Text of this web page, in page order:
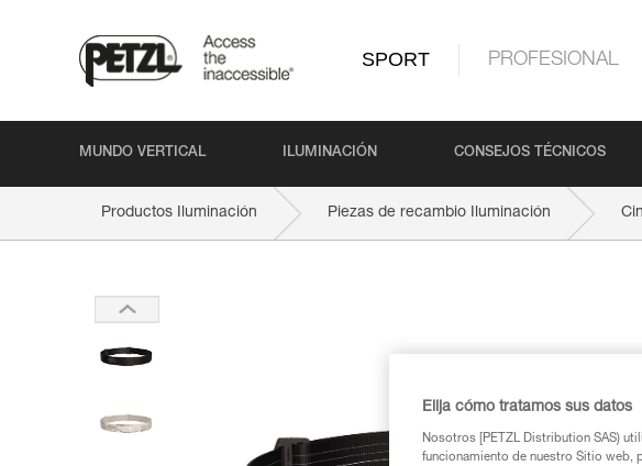
SPORT PROFESIONAL
MUNDO VERTICAL ILUMINACIÓN CONSEJOS TÉCNICOS
Productos Iluminación Piezas de recambio Iluminación
Elija cómo tratamos sus datos
Nosotros [PETZL Distribution SAS)
funcionamiento de nuestro Sitio web,